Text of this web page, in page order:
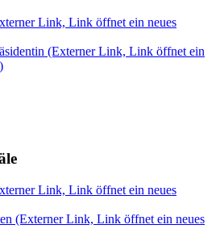
Link, Link öffnet ein neues
(Externer Link, Link öffnet ein
Link, Link öffnet ein neues
(Externer Link, Link öffnet ein neues